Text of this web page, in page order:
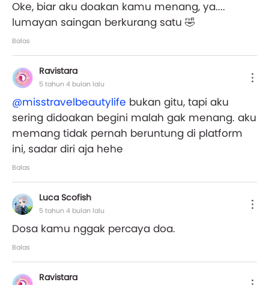
Oke, biar aku doakan kamu menang, ya....
lumayan saingan berkurang satu 🤣
Balas
Ravistara
5 tahun 4 bulan lalu
@misstravelbeautylife bukan gitu, tapi aku
sering didoakan begini malah gak menang. aku
memang tidak pernah beruntung di platform
ini, sadar diri aja hehe
Balas
Luca Scofish
5 tahun 4 bulan lalu
Dosa kamu nggak percaya doa.
Balas
Ravistara